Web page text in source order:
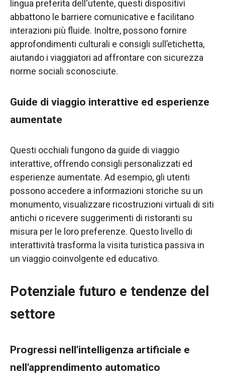
lingua preferita dell'utente, questi dispositivi
abbattono le barriere comunicative e facilitano
interazioni più fluide. Inoltre, possono fornire
approfondimenti culturali e consigli sull’etichetta,
aiutando i viaggiatori ad affrontare con sicurezza
norme sociali sconosciute.
Guide di viaggio interattive ed esperienze
aumentate
Questi occhiali fungono da guide di viaggio
interattive, offrendo consigli personalizzati ed
esperienze aumentate. Ad esempio, gli utenti
possono accedere a informazioni storiche su un
monumento, visualizzare ricostruzioni virtuali di siti
antichi o ricevere suggerimenti di ristoranti su
misura per le loro preferenze. Questo livello di
interattività trasforma la visita turistica passiva in
un viaggio coinvolgente ed educativo.
Potenziale futuro e tendenze del
settore
Progressi nell'intelligenza artificiale e
nell'apprendimento automatico